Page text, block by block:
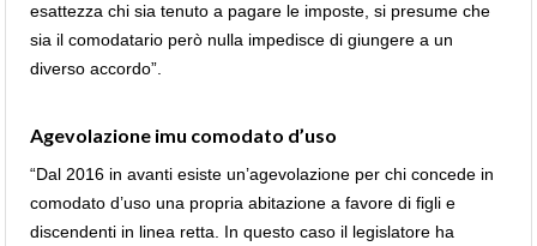
esattezza chi sia tenuto a pagare le imposte, si presume che
sia il comodatario però nulla impedisce di giungere a un
diverso accordo”.
Agevolazione imu comodato d’uso
“Dal 2016 in avanti esiste un’agevolazione per chi concede in
comodato d’uso una propria abitazione a favore di figli e
discendenti in linea retta. In questo caso il legislatore ha